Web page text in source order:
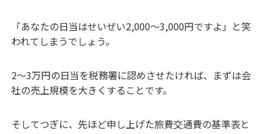
「あなたの日当はせいぜい2,000〜3,000円ですよ」と笑
われてしまうでしょう。
2〜3万円の日当を税務署に認めさせたければ、まずは会
社の売上規模を大きくすることです。
そしてつぎに、先ほど申し上げた旅費交通費の基準表と